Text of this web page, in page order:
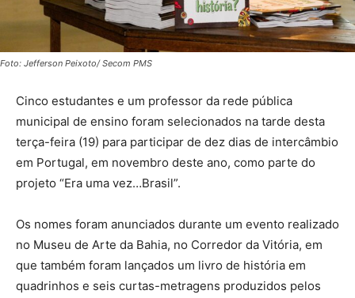
Foto: Jefferson Peixoto/ Secom PMS
Cinco estudantes e um professor da rede pública
municipal de ensino foram selecionados na tarde desta
terça-feira (19) para participar de dez dias de intercâmbio
em Portugal, em novembro deste ano, como parte do
projeto “Era uma vez…Brasil”.
Os nomes foram anunciados durante um evento realizado
no Museu de Arte da Bahia, no Corredor da Vitória, em
que também foram lançados um livro de história em
quadrinhos e seis curtas-metragens produzidos pelos